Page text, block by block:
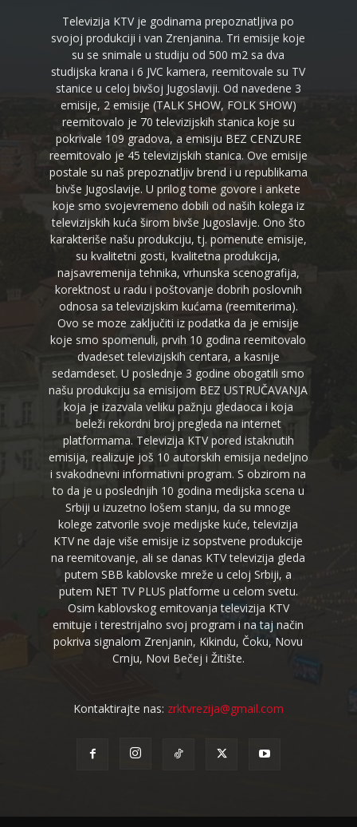
Televizija KTV je godinama prepoznatljiva po
svojoj produkciji i van Zrenjanina. Tri emisije koje
su se snimale u studiju od 500 m2 sa dva
studijska krana i 6 JVC kamera, reemitovale su TV
stanice u celoj bivšoj Jugoslaviji. Od navedene 3
emisije, 2 emisije (TALK SHOW, FOLK SHOW)
reemitovalo je 70 televizijskih stanica koje su
pokrivale 109 gradova, a emisiju BEZ CENZURE
reemitovalo je 45 televizijskih stanica. Ove emisije
postale su naš prepoznatljiv brend i u republikama
bivše Jugoslavije. U prilog tome govore i ankete
koje smo svojevremeno dobili od naših kolega iz
televizijskih kuća širom bivše Jugoslavije. Ono što
karakteriše našu produkciju, tj. pomenute emisije,
su kvalitetni gosti, kvalitetna produkcija,
najsavremenija tehnika, vrhunska scenografija,
korektnost u radu i poštovanje dobrih poslovnih
odnosa sa televizijskim kućama (reemiterima).
Ovo se moze zaključiti iz podatka da je emisije
koje smo spomenuli, prvih 10 godina reemitovalo
dvadeset televizijskih centara, a kasnije
sedamdeset. U poslednje 3 godine obogatili smo
našu produkciju sa emisijom BEZ USTRUČAVANJA
koja je izazvala veliku pažnju gledaoca i koja
beleži rekordni broj pregleda na internet
platformama. Televizija KTV pored istaknutih
emisija, realizuje još 10 autorskih emisija nedeljno
i svakodnevni informativni program. S obzirom na
to da je u poslednjih 10 godina medijska scena u
Srbiji u izuzetno lošem stanju, da su mnoge
kolege zatvorile svoje medijske kuće, televizija
KTV ne daje više emisije iz sopstvene produkcije
na reemitovanje, ali se danas KTV televizija gleda
putem SBB kablovske mreže u celoj Srbiji, a
putem NET TV PLUS platforme u celom svetu.
Osim kablovskog emitovanja televizija KTV
emituje i terestrijalno svoj program i na taj način
pokriva signalom Zrenjanin, Kikindu, Čoku, Novu
Crnju, Novi Bečej i Žitište.
Kontaktirajte nas: zrktvrezija@gmail.com